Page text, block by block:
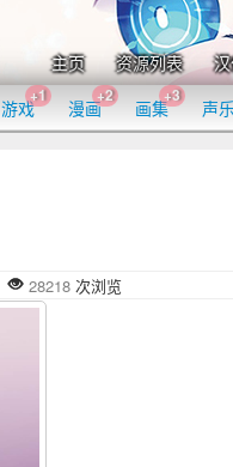
主页 资源列表
游戏
+1
漫画
+2
画集
+3
声
28218 次浏览